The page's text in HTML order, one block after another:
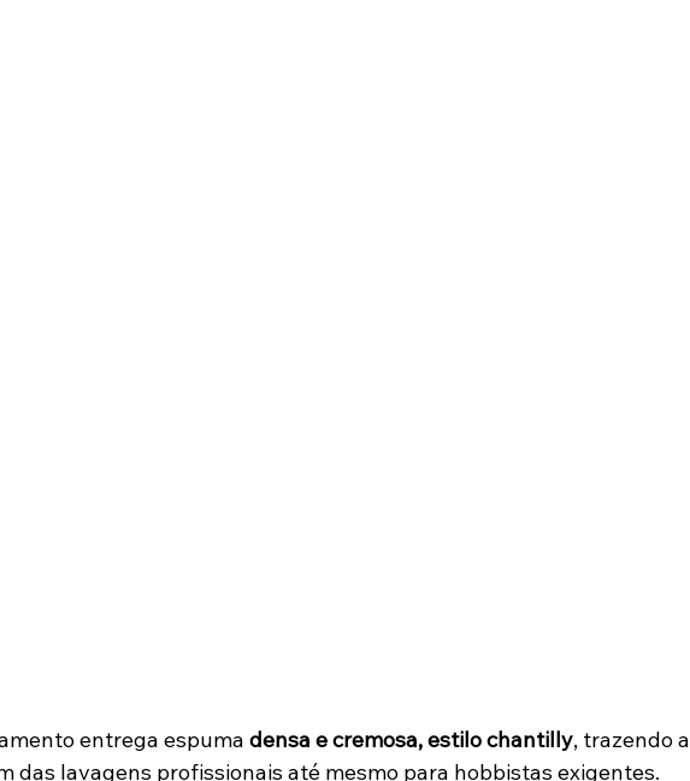
entrega espuma densa e cremosa, estilo chantilly, trazendo a
das lavagens profissionais até mesmo para hobbistas exigentes.